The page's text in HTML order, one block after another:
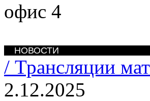
офис 4
НОВОСТИ
/ Трансляции
2.12.2025